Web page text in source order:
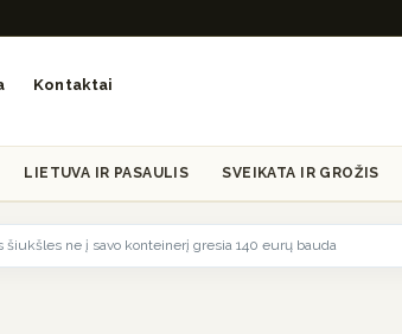
Kontaktai
LIETUVA IR PASAULIS SVEIKATA IR GROŽIS
ne į savo konteinerį gresia 140 eurų bauda